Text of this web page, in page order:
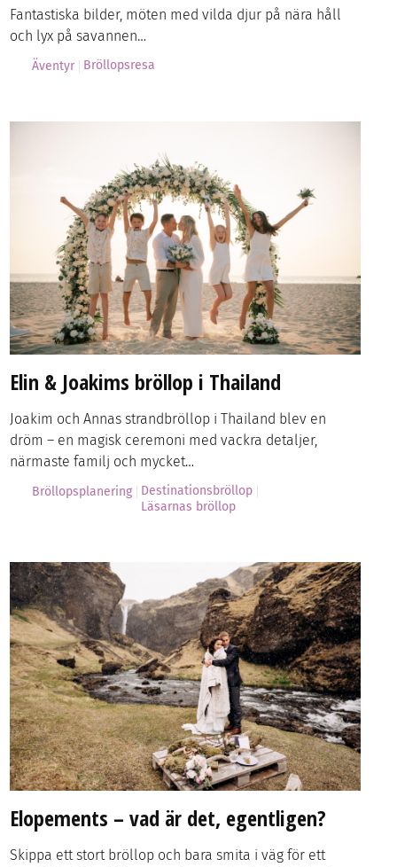
Fantastiska bilder, möten med vilda djur på nära håll
och lyx på savannen…
Äventyr Bröllopsresa
Elin & Joakims bröllop i Thailand
Joakim och Annas strandbröllop i Thailand blev en
dröm – en magisk ceremoni med vackra detaljer,
närmaste familj och mycket…
Bröllopsplanering
Destinationsbröllop
Läsarnas bröllop
Elopements – vad är det, egentligen?
Skippa ett stort bröllop och bara smita i väg för ett